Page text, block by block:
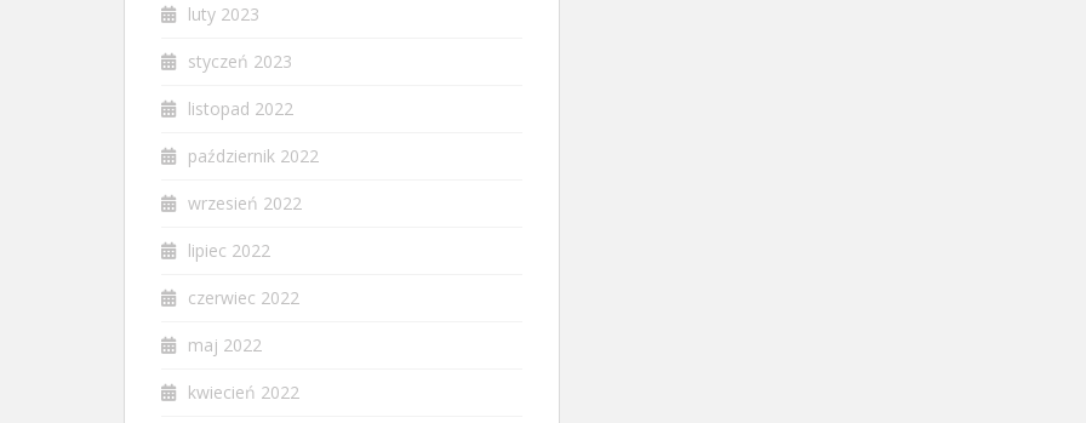
luty 2023
styczeń 2023
listopad 2022
październik 2022
wrzesień 2022
lipiec 2022
czerwiec 2022
maj 2022
kwiecień 2022